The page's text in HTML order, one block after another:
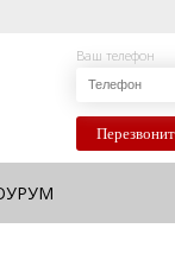
Ваш телефон